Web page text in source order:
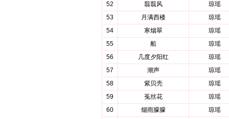
52
翦翦风
琼瑶
53
月满西楼
琼瑶
54
寒烟翠
琼瑶
55
船
琼瑶
56
几度夕阳红
琼瑶
57
潮声
琼瑶
58
紫贝壳
琼瑶
59
菟丝花
琼瑶
60
烟雨朦朦
琼瑶